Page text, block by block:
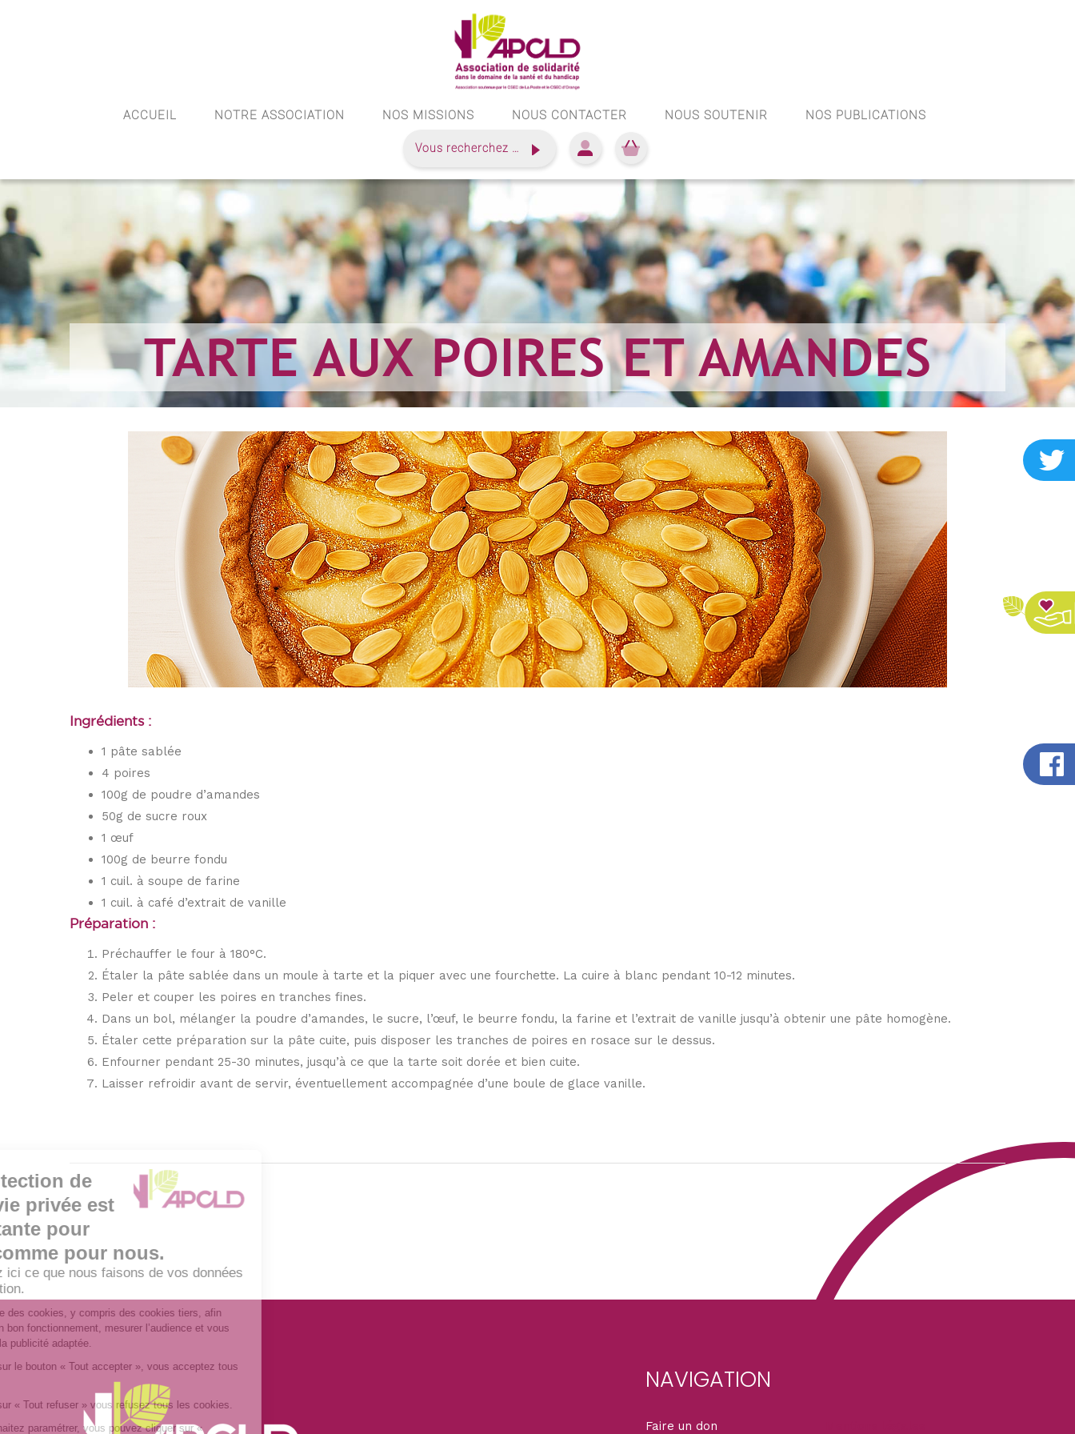
ACCUEIL NOTRE ASSOCIATION NOS MISSIONS NOUS CONTACTER NOUS SOUTENIR NOS PUBLICATIONS
Vous recherchez …
TARTE AUX POIRES ET AMANDES
Ingrédients :
1 pâte sablée
4 poires
100g de poudre d’amandes
50g de sucre roux
1 œuf
100g de beurre fondu
1 cuil. à soupe de farine
1 cuil. à café d’extrait de vanille
Préparation :
Préchauffer le four à 180°C.
Étaler la pâte sablée dans un moule à tarte et la piquer avec une fourchette. La cuire à blanc pendant 10-12 minutes.
Peler et couper les poires en tranches fines.
Dans un bol, mélanger la poudre d’amandes, le sucre, l’œuf, le beurre fondu, la farine et l’extrait de vanille jusqu’à obtenir une pâte homogène.
Étaler cette préparation sur la pâte cuite, puis disposer les tranches de poires en rosace sur le dessus.
Enfourner pendant 25-30 minutes, jusqu’à ce que la tarte soit dorée et bien cuite.
Laisser refroidir avant de servir, éventuellement accompagnée d’une boule de glace vanille.
NAVIGATION
Faire un don
La protection de
votre vie privée est
importante pour
vous comme pour nous.
Retrouvez ici ce que nous faisons de vos données
Ce site utilise des cookies, y compris des cookies tiers, afin
d’assurer son bon fonctionnement, mesurer l’audience et vous
proposer de la publicité adaptée.
En cliquant sur le bouton « Tout accepter », vous acceptez tous
En cliquant sur « Tout refuser » vous refusez tous les cookies.
Si vous souhaitez paramétrer, vous pouvez cliquer sur «